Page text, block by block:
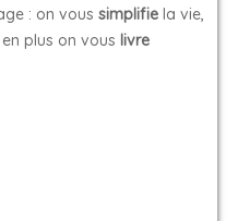
: on vous simplifie la vie,
plus on vous livre